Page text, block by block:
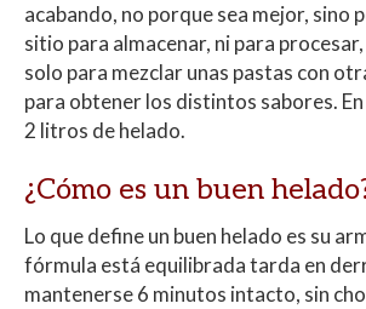
acabando, no porque sea mejor, sino
sitio para almacenar, ni para
solo para mezclar unas pastas con
para obtener los distintos sabores.
2 litros de helado.
¿Cómo es un buen
Lo que define un buen helado es su
fórmula está equilibrada tarda en
mantenerse 6 minutos intacto, sin